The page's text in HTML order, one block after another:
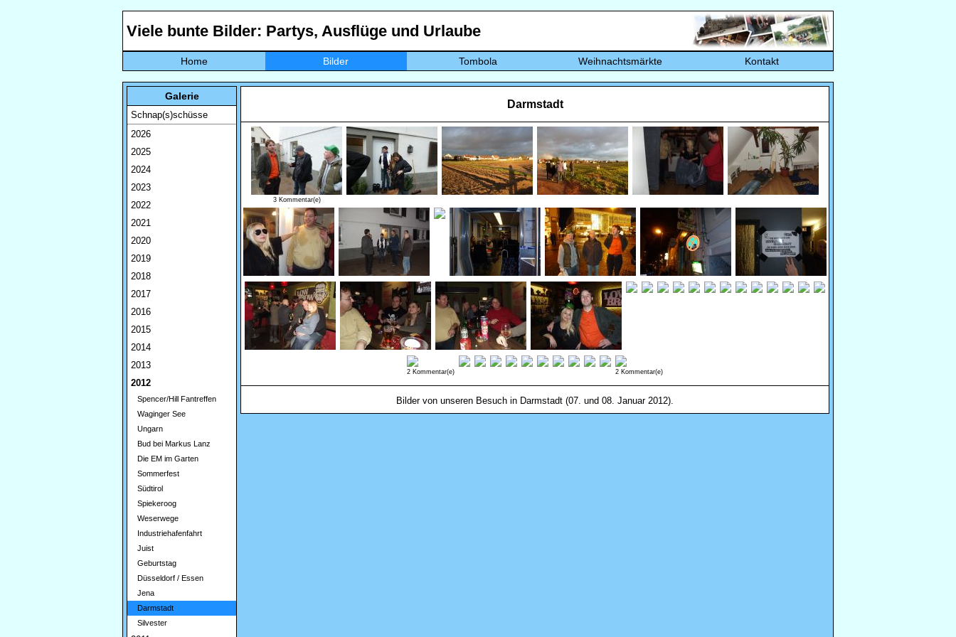
Viele bunte Bilder: Partys, Ausflüge und Urlaube
Home Bilder Tombola Weihnachtsmärkte Kontakt
Galerie
Schnap(s)schüsse
2026
2025
2024
2023
2022
2021
2020
2019
2018
2017
2016
2015
2014
2013
2012
Spencer/Hill Fantreffen
Waginger See
Ungarn
Bud bei Markus Lanz
Die EM im Garten
Sommerfest
Südtirol
Spiekeroog
Weserwege
Industriehafenfahrt
Juist
Geburtstag
Düsseldorf / Essen
Jena
Darmstadt
Silvester
Darmstadt
3 Kommentar(e)
2 Kommentar(e) 2 Kommentar(e)
Bilder von unseren Besuch in Darmstadt (07. und 08. Januar 2012).